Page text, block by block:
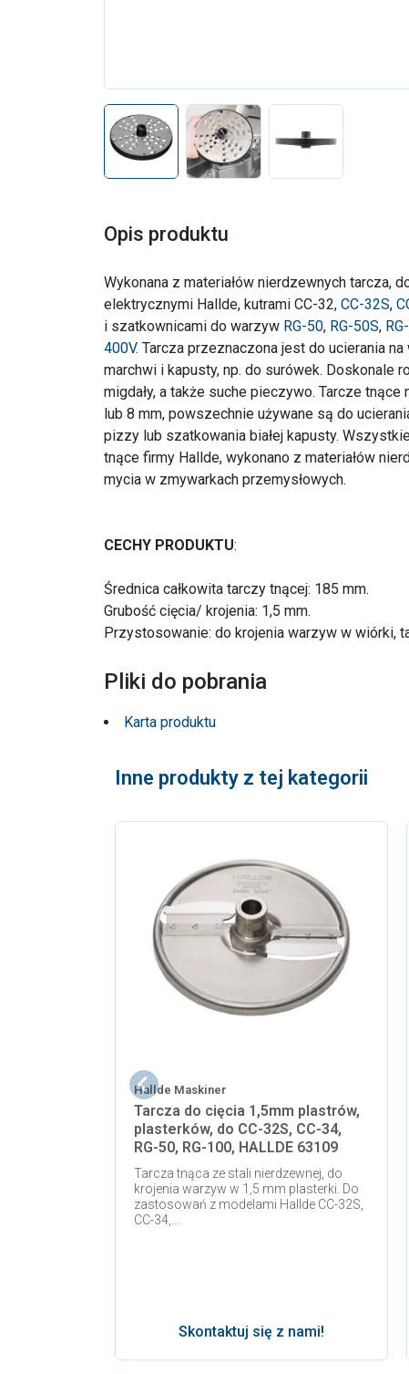
Opis produktu
Wykonana z materiałów nierdzewnych tarcza,
elektrycznymi Hallde, kutrami CC-32, CC-32S,
i szatkownicami do warzyw RG-50, RG-50S,
400V. Tarcza przeznaczona jest do ucierania na
marchwi i kapusty, np. do surówek. Doskonale
migdały, a także suche pieczywo. Tarcze tnące
lub 8 mm, powszechnie używane są do
pizzy lub szatkowania białej kapusty.
tnące firmy Hallde, wykonano z materiałów
mycia w zmywarkach przemysłowych.
CECHY PRODUKTU:
Średnica całkowita tarczy tnącej: 185 mm.
Grubość cięcia/ krojenia: 1,5 mm.
Przystosowanie: do krojenia warzyw w wiórki,
Pliki do pobrania
Karta produktu
Inne produkty z tej kategorii
Hallde Maskiner
Tarcza do cięcia 1,5mm plastrów,
plasterków, do CC-32S, CC-34,
RG-50, RG-100, HALLDE 63109
Tarcza tnąca ze stali nierdzewnej, do
krojenia warzyw w 1,5 mm plasterki. Do
zastosowań z modelami Hallde CC-32S,
CC-34,...
Skontaktuj się z nami!